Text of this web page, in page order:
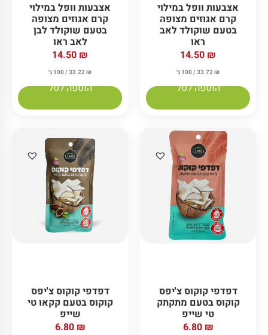
אצבעות וופל במילוי
קרם אגוזים מצופה
בטעם שוקולד לאב
ראו
14.50 ₪
33.72₪ / 100 ג׳
הוספה לסל
אצבעות וופל במילוי
קרם אגוזים מצופה
בטעם שוקולד לבן
לאב ראו
14.50 ₪
32.22₪ / 100 ג׳
הוספה לסל
דפדפי קוקוס צ'יפס
קוקוס בטעם מתקתק
טי שייפ
6.80 ₪
דפדפי קוקוס צ'יפס
קוקוס בטעם קקאו טי
שייפ
6.80 ₪